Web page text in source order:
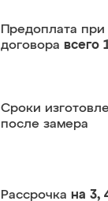
Предоплата при
договора всего
Сроки
после замера
Рассрочка на 3,